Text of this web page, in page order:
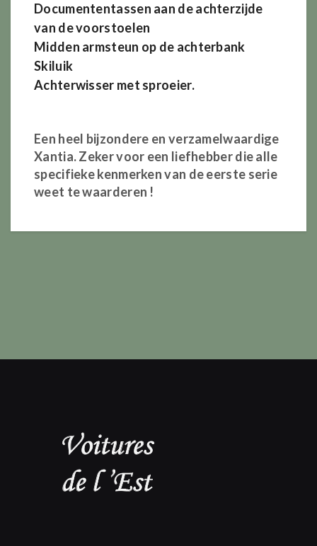
Documententassen aan de achterzijde
van de voorstoelen
Midden armsteun op de achterbank
Skiluik
Achterwisser met sproeier.
Een heel bijzondere en verzamelwaardige
Xantia. Zeker voor een liefhebber die alle
specifieke kenmerken van de eerste serie
weet te waarderen !